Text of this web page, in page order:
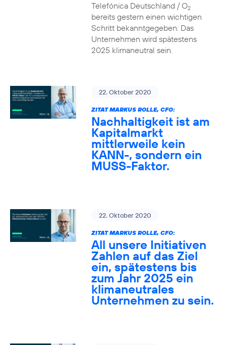
Telefónica Deutschland / O2
bereits gestern einen wichtigen
Schritt bekanntgegeben: Das
Unternehmen wird spätestens
2025 klimaneutral sein.
22. Oktober 2020
ZITAT MARKUS ROLLE, CFO:
Nachhaltigkeit ist am
Kapitalmarkt
mittlerweile kein
KANN-, sondern ein
MUSS-Faktor.
22. Oktober 2020
ZITAT MARKUS ROLLE, CFO:
All unsere Initiativen
Zahlen auf das Ziel
ein, spätestens bis
zum Jahr 2025 ein
klimaneutrales
Unternehmen zu sein.